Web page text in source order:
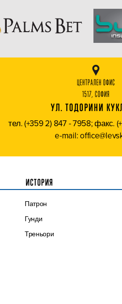
ЦЕНТРАЛЕН ОФИС
1517, СОФИЯ
УЛ. ТОДОРИНИ
тел. (+359 2) 847 - 7958; факс.
e-mail:
ИСТОРИЯ
Патрон
Гунди
Треньори